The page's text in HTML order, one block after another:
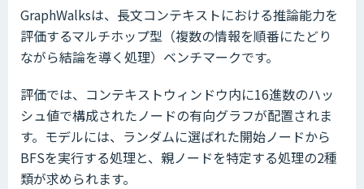
GraphWalksは、長文コンテキストにおける推論能力を
評価するマルチホップ型（複数の情報を順番にたどり
ながら結論を導く処理）ベンチマークです。
評価では、コンテキストウィンドウ内に16進数のハッ
シュ値で構成されたノードの有向グラフが配置されま
す。モデルには、ランダムに選ばれた開始ノードから
BFSを実行する処理と、親ノードを特定する処理の2種
類が求められます。